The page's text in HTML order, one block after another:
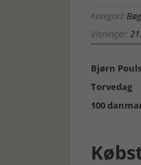
Kategori:
Visninger:
Bjørn
Torvedag
100